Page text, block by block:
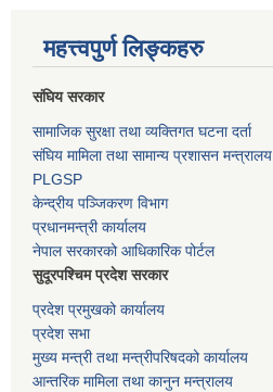
महत्त्वपुर्ण लिङ्कहरु
संघिय सरकार
सामाजिक सुरक्षा तथा व्यक्तिगत घटना दर्ता
संघिय मामिला तथा सामान्य प्रशासन मन्त्रालय
PLGSP
केन्द्रीय पञ्जिकरण विभाग
प्रधानमन्त्री कार्यालय
नेपाल सरकारको आधिकारिक पोर्टल
सुदूरपश्चिम प्रदेश सरकार
प्रदेश प्रमुखको कार्यालय
प्रदेश सभा
मुख्य मन्त्री तथा मन्त्रीपरिषदको कार्यालय
आन्तरिक मामिला तथा कानुन मन्त्रालय